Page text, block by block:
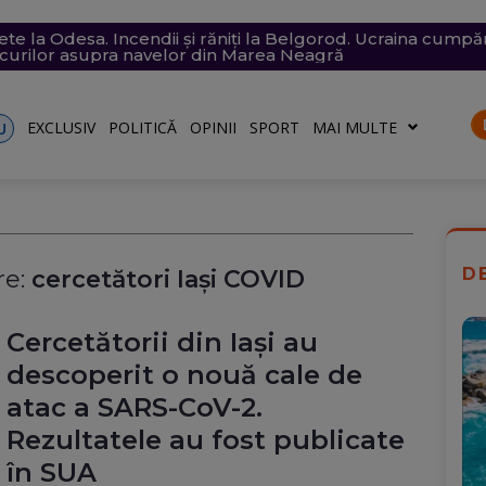
cu topoare și pietre în Cluj, după un zvon pe TikTok
în Dunăre au ridicat nivelul apei la Cernavodă cu
la Odesa. Incendii și răniți la Belgorod. Ucraina
asupra navelor din Marea Neagră
viitoare. Accesul se va face în etape. Iată ce
a barjelor pe Dunăre s-a încheiat după 7 ore
EXCLUSIV POLITICĂ OPINII SPORT MAI MULTE
cercetători Iași COVID
Cercetătorii din Iași au
descoperit o nouă cale de
atac a SARS-CoV-2.
Rezultatele au fost publicate
în SUA